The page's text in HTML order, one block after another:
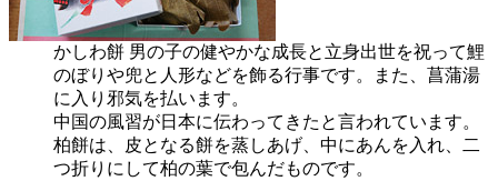
かしわ餅 男の子の健やかな成長と立身出世を祝って鯉
のぼりや兜と人形などを飾る行事です。また、菖蒲湯
に入り邪気を払います。
中国の風習が日本に伝わってきたと言われています。
柏餅は、皮となる餅を蒸しあげ、中にあんを入れ、二
つ折りにして柏の葉で包んだものです。